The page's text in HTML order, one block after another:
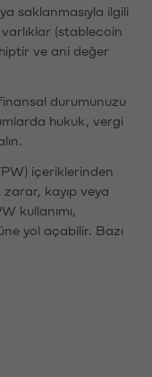
saklanmasıyla ilgili
(stablecoin
ve ani değer
durumunuzu
hukuk, vergi
içeriklerinden
kayıp veya
kullanımı,
yol açabilir. Bazı